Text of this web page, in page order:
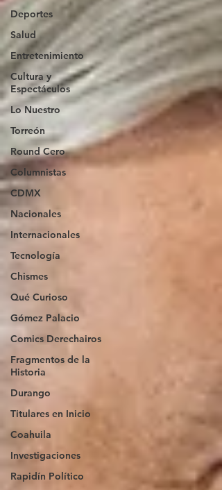
Deportes
Salud
Entretenimiento
Cultura y
Espectáculos
Lo Nuestro
Torreón
Round Cero
Columnistas
CDMX
Nacionales
Internacionales
Tecnología
Chismes
Qué Curioso
Gómez Palacio
Comics Derechairos
Fragmentos de la
Historia
Durango
Titulares en Inicio
Coahuila
Investigaciones
Rapidín Político